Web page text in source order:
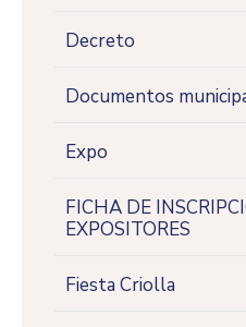
Decreto
Documentos
Expo
FICHA DE
EXPOSITORES
Fiesta Criolla